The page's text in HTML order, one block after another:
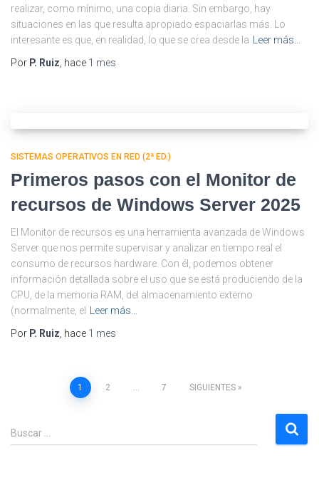
realizar, como mínimo, una copia diaria. Sin embargo, hay
situaciones en las que resulta apropiado espaciarlas más. Lo
interesante es que, en realidad, lo que se crea desde la Leer más…
Por P. Ruiz, hace 1 mes
SISTEMAS OPERATIVOS EN RED (2ª ED.)
Primeros pasos con el Monitor de
recursos de Windows Server 2025
El Monitor de recursos es una herramienta avanzada de Windows
Server que nos permite supervisar y analizar en tiempo real el
consumo de recursos hardware. Con él, podemos obtener
información detallada sobre el uso que se está produciendo de la
CPU, de la memoria RAM, del almacenamiento externo
(normalmente, el Leer más…
Por P. Ruiz, hace 1 mes
Paginación
de
1 2 … 7 SIGUIENTES
B
u
Buscar …